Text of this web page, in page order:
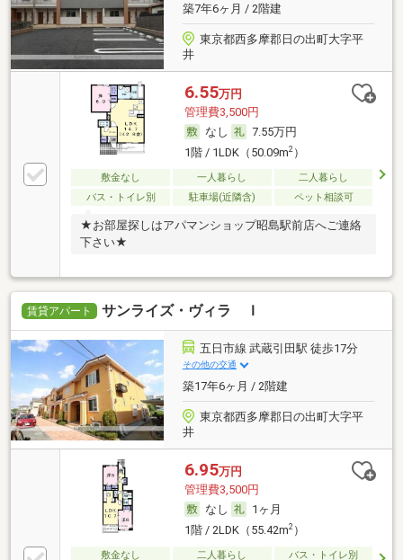
築7年6ヶ月 / 2階建
東京都西多摩郡日の出町大字平
井
6.55万円
管理費3,500円
なし
7.55万円
1階 / 1LDK（50.09m2）
敷金なし 一人暮らし
二人暮らし
バス・トイレ別
駐車場(近隣含) ペット相談可
★お部屋探しはアパマンショップ昭島駅前店へご連絡
下さい★
賃貸アパート サンライズ・ヴィラ Ｉ
五日市線 武蔵引田駅 徒歩17分
その他の交通
築17年6ヶ月 / 2階建
東京都西多摩郡日の出町大字平
井
6.95万円
管理費3,500円
なし
1ヶ月
1階 / 2LDK（55.42m2）
敷金なし 二人暮らし バス・トイレ別